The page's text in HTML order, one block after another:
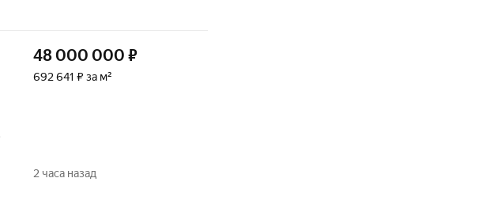
48 000 000 ₽
692 641 ₽ за м²
2 часа назад